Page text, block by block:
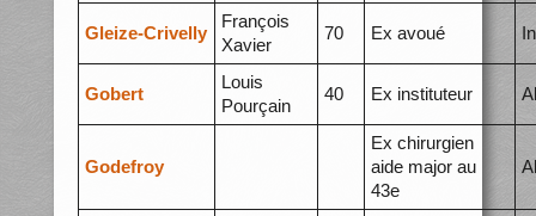
Gleize-Crivelly
François
Xavier
70 Ex avoué
Gobert
Louis
Pourçain
40 Ex instituteur
Godefroy
Ex chirurgien
aide major au
43e